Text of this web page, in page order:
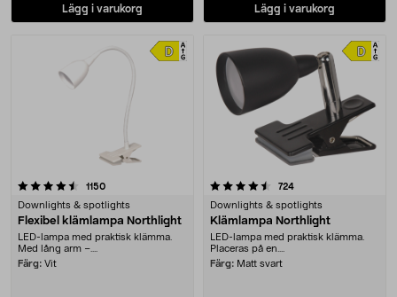
Lägg i varukorg Lägg i varukorg
1150recensioner
Downlights & spotlights
Flexibel klämlampa Northlight
LED-lampa med praktisk klämma.
Med lång arm –....
Färg: Vit
4.5 av 5 stjärnor 724recensioner
Downlights & spotlights
Klämlampa Northlight
LED-lampa med praktisk klämma.
Placeras på en....
Färg: Matt svart